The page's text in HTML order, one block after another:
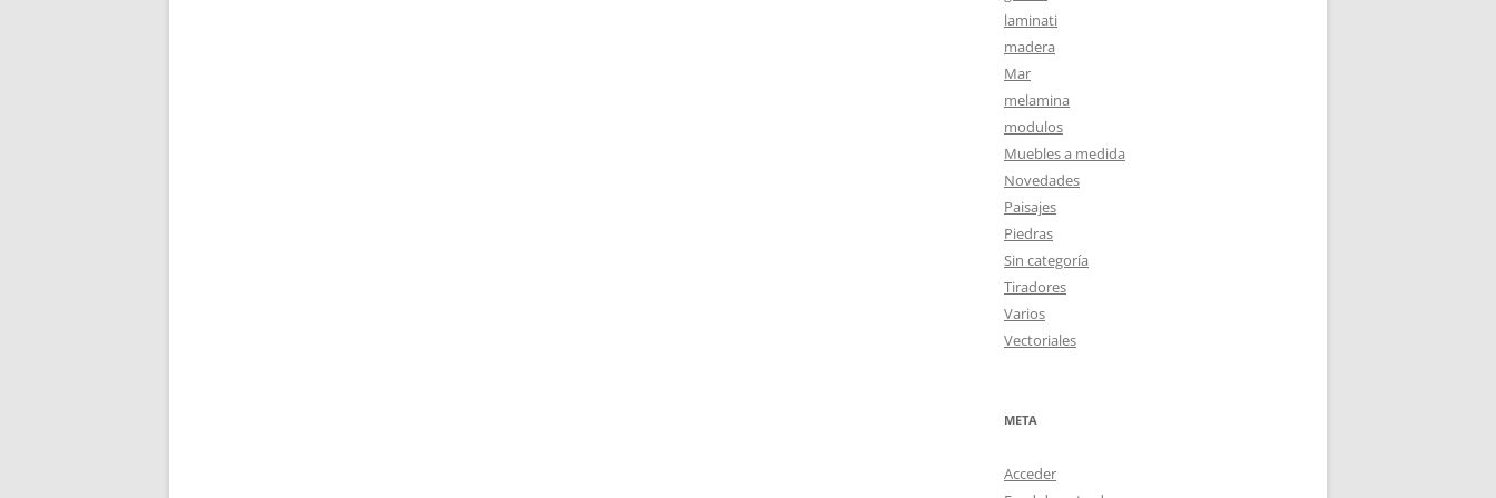
laminati
madera
Mar
melamina
modulos
Muebles a medida
Novedades
Paisajes
Piedras
Sin categoría
Tiradores
Varios
Vectoriales
META
Acceder